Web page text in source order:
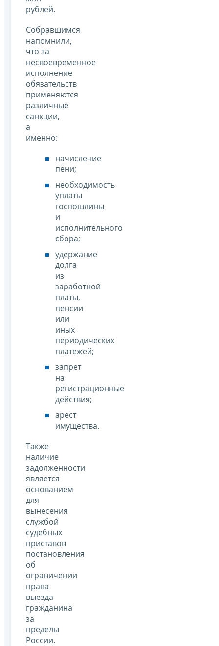
рублей.
Собравшимся
напомнили,
что за
несвоевременное
исполнение
обязательств
применяются
различные
санкции,
а
именно:
начисление
пени;
необходимость
уплаты
госпошлины
и
исполнительного
сбора;
удержание
долга
из
заработной
платы,
пенсии
или
иных
периодических
платежей;
запрет
на
регистрационные
действия;
арест
имущества.
Также
наличие
задолженности
является
основанием
для
вынесения
службой
судебных
приставов
постановления
об
ограничении
права
выезда
гражданина
за
пределы
России.